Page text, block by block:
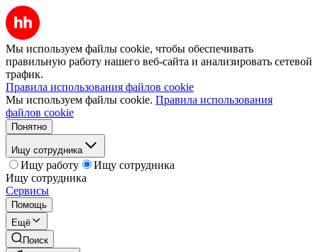
Мы используем файлы cookie, чтобы обеспечивать
правильную работу нашего веб-сайта и анализировать сетевой
трафик.
Правила использования файлов cookie
Мы используем файлы cookie. Правила использования
файлов cookie
Понятно
Ищу сотрудника
Ищу работу
Ищу сотрудника
Ищу сотрудника
Сервисы
Помощь
Ещё
Поиск